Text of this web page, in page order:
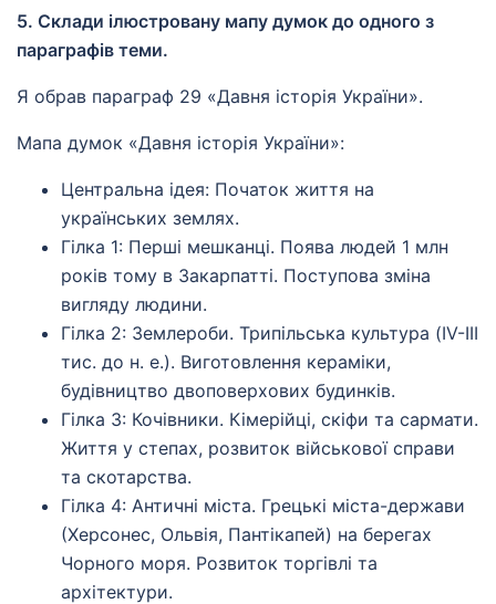
5. Склади ілюстровану мапу думок до одного з
параграфів теми.
Я обрав параграф 29 «Давня історія України».
Мапа думок «Давня історія України»:
Центральна ідея: Початок життя на
українських землях.
Гілка 1: Перші мешканці. Поява людей 1 млн
років тому в Закарпатті. Поступова зміна
вигляду людини.
Гілка 2: Землероби. Трипільська культура (IV-III
тис. до н. е.). Виготовлення кераміки,
будівництво двоповерхових будинків.
Гілка 3: Кочівники. Кімерійці, скіфи та сармати.
Життя у степах, розвиток військової справи
та скотарства.
Гілка 4: Античні міста. Грецькі міста-держави
(Херсонес, Ольвія, Пантікапей) на берегах
Чорного моря. Розвиток торгівлі та
архітектури.